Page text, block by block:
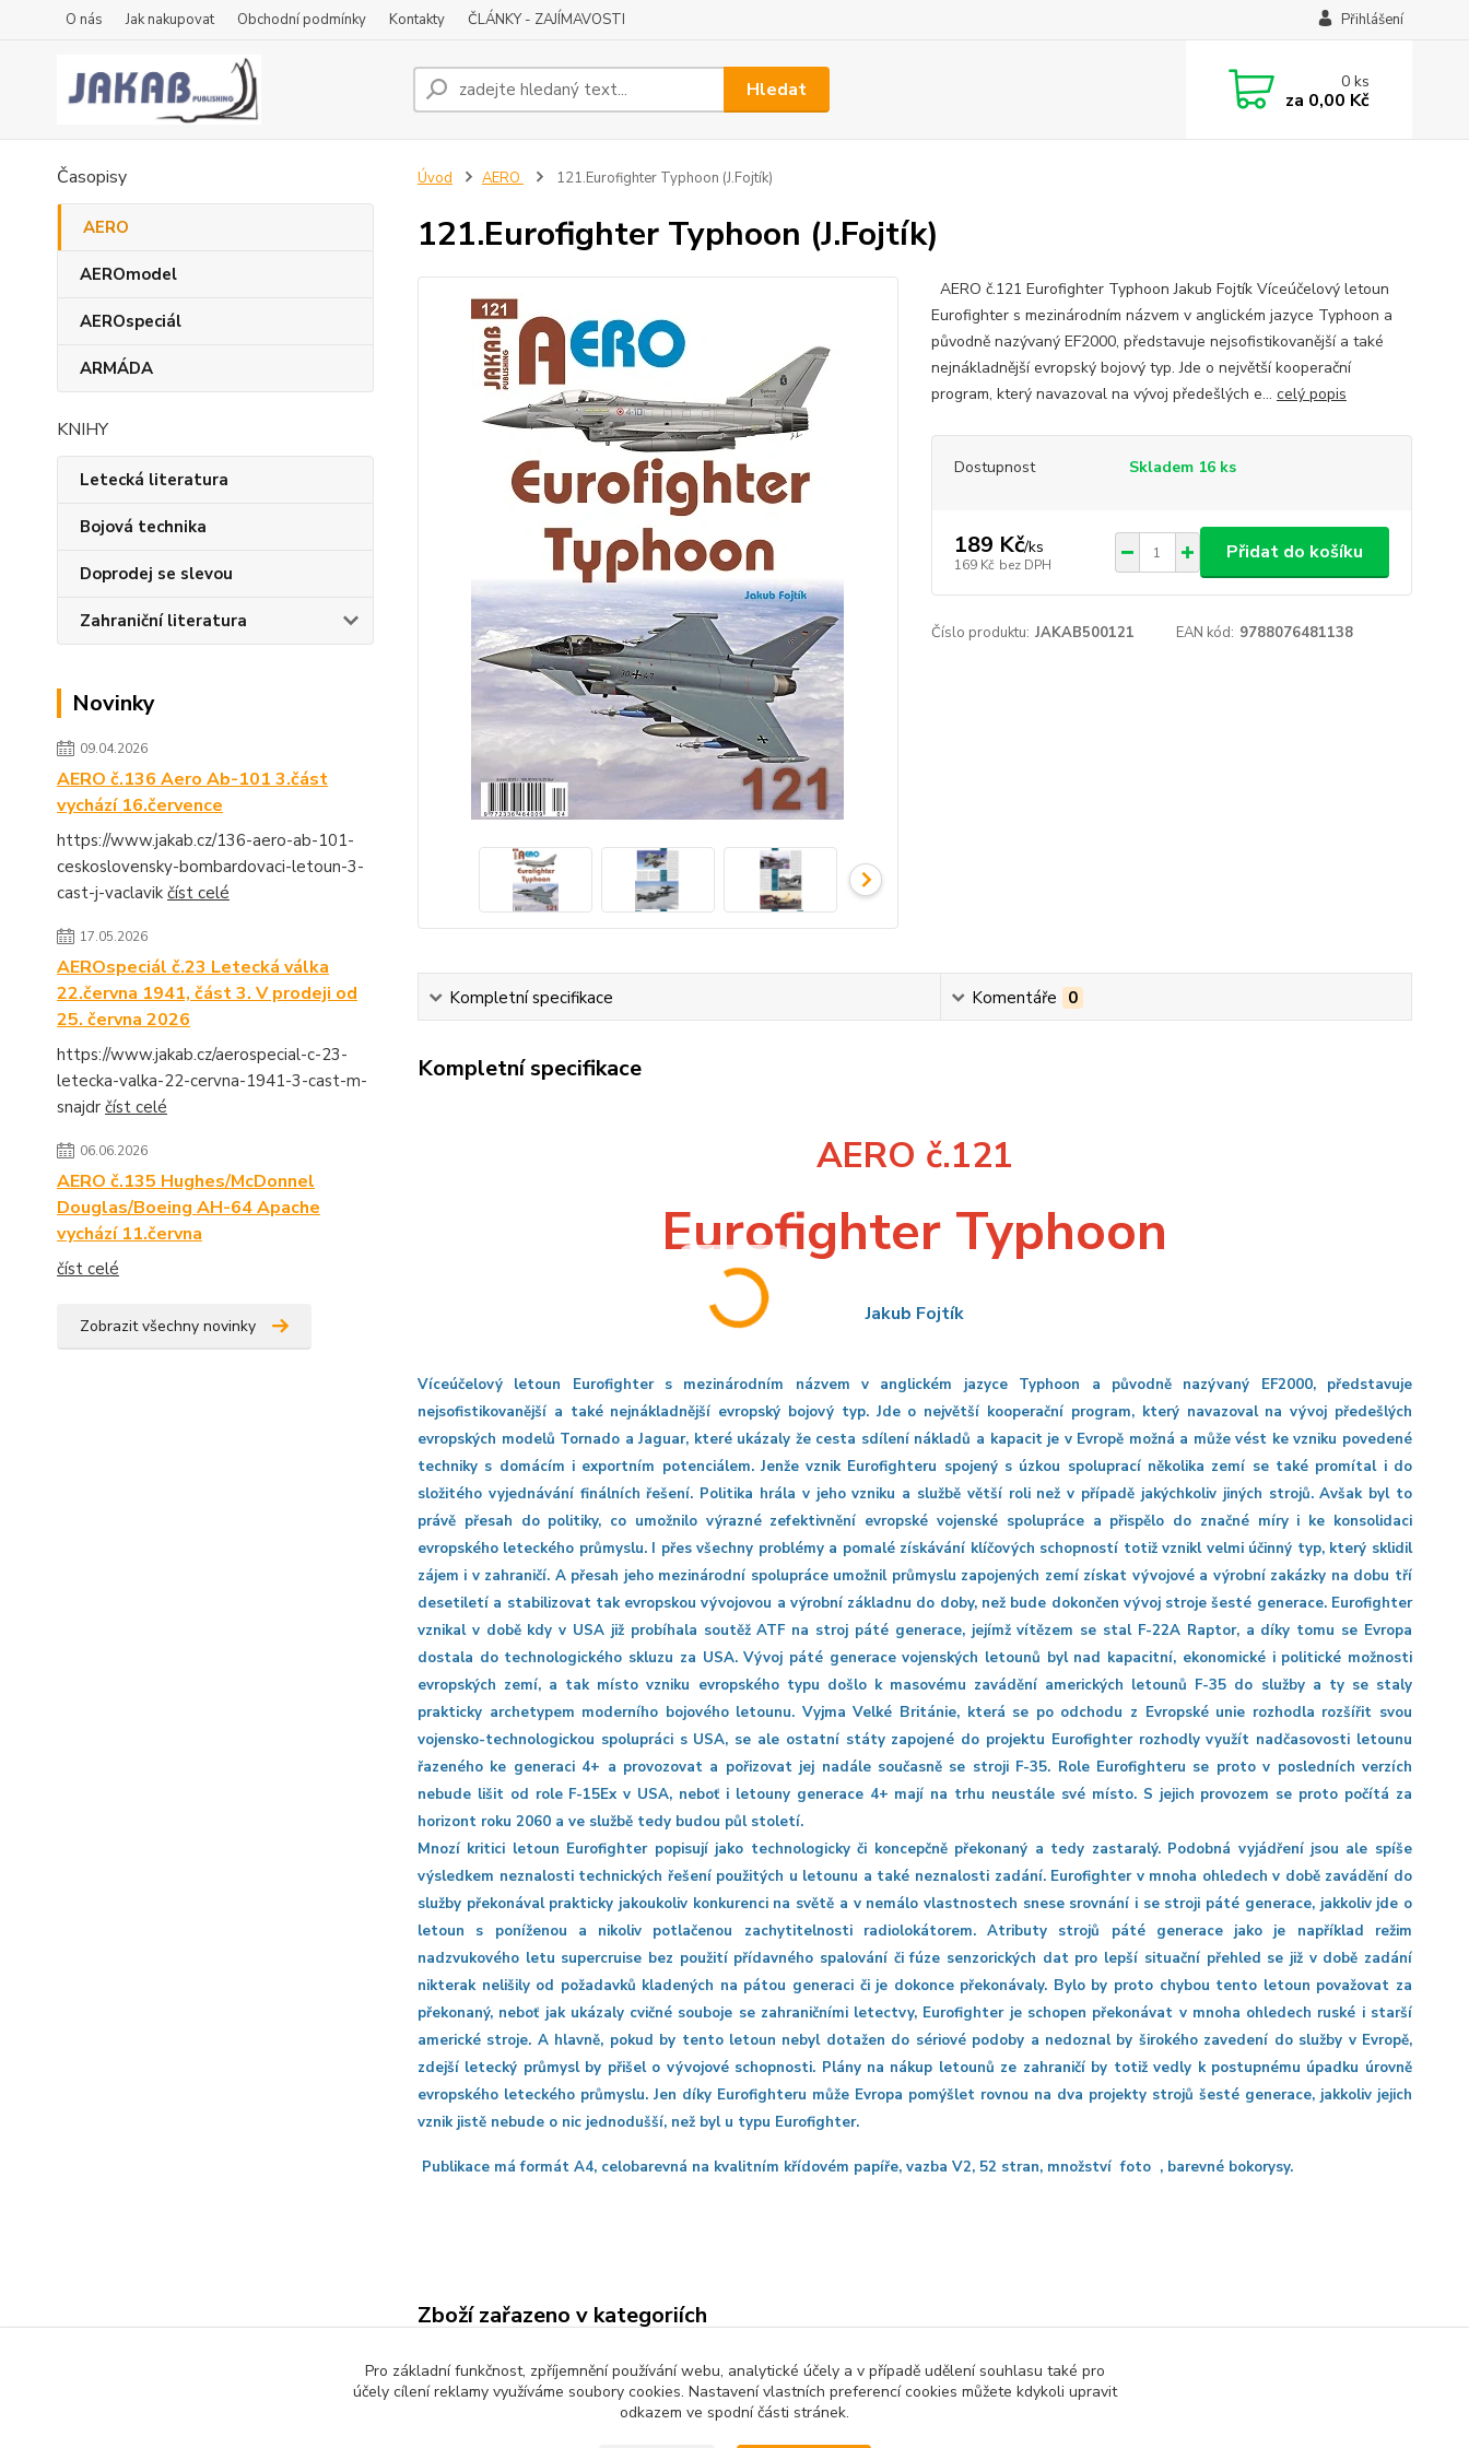
O nás Jak nakupovat Obchodní podmínky Kontakty ČLÁNKY - ZAJÍMAVOSTI Přihlášení
Hledat 0ks
za 0,00 Kč
Časopisy
AERO
AEROmodel
AEROspeciál
ARMÁDA
KNIHY
Letecká literatura
Bojová technika
Doprodej se slevou
Zahraniční literatura
Novinky
09.04.2026
AERO č.136 Aero Ab-101 3.část
vychází 16.července
https://www.jakab.cz/136-aero-ab-101-
ceskoslovensky-bombardovaci-letoun-3-
cast-j-vaclavik číst celé
17.05.2026
AEROspeciál č.23 Letecká válka
22.června 1941, část 3. V prodeji od
25. června 2026
https://www.jakab.cz/aerospecial-c-23-
letecka-valka-22-cervna-1941-3-cast-m-
snajdr číst celé
06.06.2026
AERO č.135 Hughes/McDonnel
Douglas/Boeing AH-64 Apache
vychází 11.června
číst celé
Zobrazit všechny novinky
Úvod AERO 121.Eurofighter Typhoon (J.Fojtík)
121.Eurofighter Typhoon (J.Fojtík)
AERO č.121 Eurofighter Typhoon Jakub Fojtík Víceúčelový letoun
Eurofighter s mezinárodním názvem v anglickém jazyce Typhoon a
původně nazývaný EF2000, představuje nejsofistikovanější a také
nejnákladnější evropský bojový typ. Jde o největší kooperační
program, který navazoval na vývoj předešlých e... celý popis
Dostupnost Skladem 16 ks
189 Kč/ks
169 Kč bez DPH
Přidat do košíku
Číslo produktu: JAKAB500121 EAN kód: 9788076481138
Kompletní specifikace Komentáře 0
Kompletní specifikace
AERO č.121
Eurofighter Typhoon
Jakub Fojtík
Víceúčelový letoun Eurofighter s mezinárodním názvem v anglickém jazyce Typhoon a původně nazývaný EF2000, představuje
nejsofistikovanější a také nejnákladnější evropský bojový typ. Jde o největší kooperační program, který navazoval na vývoj předešlých
evropských modelů Tornado a Jaguar, které ukázaly že cesta sdílení nákladů a kapacit je v Evropě možná a může vést ke vzniku povedené
techniky s domácím i exportním potenciálem. Jenže vznik Eurofighteru spojený s úzkou spoluprací několika zemí se také promítal i do
složitého vyjednávání finálních řešení. Politika hrála v jeho vzniku a službě větší roli než v případě jakýchkoliv jiných strojů. Avšak byl to
právě přesah do politiky, co umožnilo výrazné zefektivnění evropské vojenské spolupráce a přispělo do značné míry i ke konsolidaci
evropského leteckého průmyslu. I přes všechny problémy a pomalé získávání klíčových schopností totiž vznikl velmi účinný typ, který sklidil
zájem i v zahraničí. A přesah jeho mezinárodní spolupráce umožnil průmyslu zapojených zemí získat vývojové a výrobní zakázky na dobu tří
desetiletí a stabilizovat tak evropskou vývojovou a výrobní základnu do doby, než bude dokončen vývoj stroje šesté generace. Eurofighter
vznikal v době kdy v USA již probíhala soutěž ATF na stroj páté generace, jejímž vítězem se stal F-22A Raptor, a díky tomu se Evropa
dostala do technologického skluzu za USA. Vývoj páté generace vojenských letounů byl nad kapacitní, ekonomické i politické možnosti
evropských zemí, a tak místo vzniku evropského typu došlo k masovému zavádění amerických letounů F-35 do služby a ty se staly
prakticky archetypem moderního bojového letounu. Vyjma Velké Británie, která se po odchodu z Evropské unie rozhodla rozšířit svou
vojensko-technologickou spolupráci s USA, se ale ostatní státy zapojené do projektu Eurofighter rozhodly využít nadčasovosti letounu
řazeného ke generaci 4+ a provozovat a pořizovat jej nadále současně se stroji F-35. Role Eurofighteru se proto v posledních verzích
nebude lišit od role F-15Ex v USA, neboť i letouny generace 4+ mají na trhu neustále své místo. S jejich provozem se proto počítá za
horizont roku 2060 a ve službě tedy budou půl století.
Mnozí kritici letoun Eurofighter popisují jako technologicky či koncepčně překonaný a tedy zastaralý. Podobná vyjádření jsou ale spíše
výsledkem neznalosti technických řešení použitých u letounu a také neznalosti zadání. Eurofighter v mnoha ohledech v době zavádění do
služby překonával prakticky jakoukoliv konkurenci na světě a v nemálo vlastnostech snese srovnání i se stroji páté generace, jakkoliv jde o
letoun s poníženou a nikoliv potlačenou zachytitelnosti radiolokátorem. Atributy strojů páté generace jako je například režim
nadzvukového letu supercruise bez použití přídavného spalování či fúze senzorických dat pro lepší situační přehled se již v době zadání
nikterak nelišily od požadavků kladených na pátou generaci či je dokonce překonávaly. Bylo by proto chybou tento letoun považovat za
překonaný, neboť jak ukázaly cvičné souboje se zahraničními letectvy, Eurofighter je schopen překonávat v mnoha ohledech ruské i starší
americké stroje. A hlavně, pokud by tento letoun nebyl dotažen do sériové podoby a nedoznal by širokého zavedení do služby v Evropě,
zdejší letecký průmysl by přišel o vývojové schopnosti. Plány na nákup letounů ze zahraničí by totiž vedly k postupnému úpadku úrovně
evropského leteckého průmyslu. Jen díky Eurofighteru může Evropa pomýšlet rovnou na dva projekty strojů šesté generace, jakkoliv jejich
vznik jistě nebude o nic jednodušší, než byl u typu Eurofighter.
Publikace má formát A4, celobarevná na kvalitním křídovém papíře, vazba V2, 52 stran, množství foto , barevné bokorysy.
Zboží zařazeno v kategoriích
AERO
Pro základní funkčnost, zpříjemnění používání webu, analytické účely a v případě udělení souhlasu také pro
účely cílení reklamy využíváme soubory cookies. Nastavení vlastních preferencí cookies můžete kdykoli upravit
odkazem ve spodní části stránek.